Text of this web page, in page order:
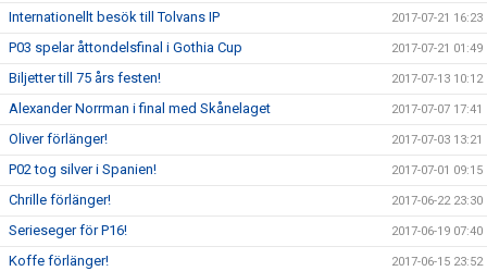
Internationellt besök till Tolvans IP 2017-07-21 16:23
P03 spelar åttondelsfinal i Gothia Cup 2017-07-21 01:49
Biljetter till 75 års festen! 2017-07-13 10:12
Alexander Norrman i final med Skånelaget 2017-07-07 17:41
Oliver förlänger! 2017-07-03 13:21
P02 tog silver i Spanien! 2017-07-01 09:15
Chrille förlänger! 2017-06-22 23:30
Serieseger för P16! 2017-06-19 07:40
Koffe förlänger! 2017-06-15 23:52